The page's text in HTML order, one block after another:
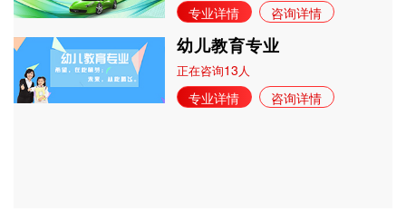
专业详情 咨询详情
幼儿教育专业
正在咨询13人
专业详情 咨询详情